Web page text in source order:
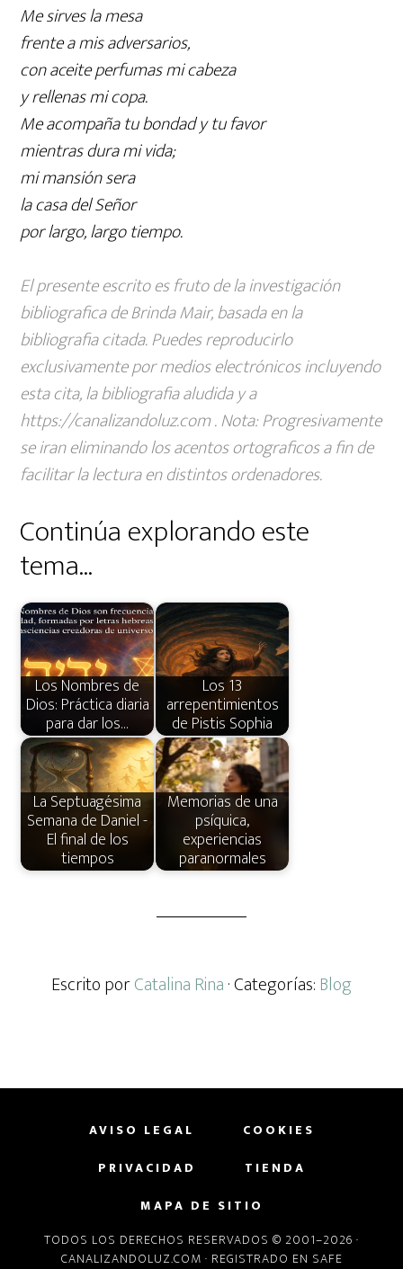
Me sirves la mesa
frente a mis adversarios,
con aceite perfumas mi cabeza
y rellenas mi copa.
Me acompaña tu bondad y tu favor
mientras dura mi vida;
mi mansión sera
la casa del Señor
por largo, largo tiempo.
El presente escrito es fruto de la investigación
bibliografica de Brinda Mair, basada en la
bibliografia citada. Puedes reproducirlo
exclusivamente por medios electrónicos incluyendo
esta cita, la bibliografia aludida y a
https://canalizandoluz.com . Nota: Progresivamente
se iran eliminando los acentos ortograficos a fin de
facilitar la lectura en distintos ordenadores.
Continúa explorando este
tema...
Los Nombres de
Dios: Práctica diaria
para dar los…
Los 13
arrepentimientos
de Pistis Sophia
La Septuagésima
Semana de Daniel -
El final de los
tiempos
Memorias de una
psíquica,
experiencias
paranormales
Escrito porCatalina Rina· Categorías: Blog
AVISO LEGAL
COOKIES
PRIVACIDAD
TIENDA
MAPA DE SITIO
TODOS LOS DERECHOS RESERVADOS © 2001–2026 ·
CANALIZANDOLUZ.COM · REGISTRADO EN SAFE